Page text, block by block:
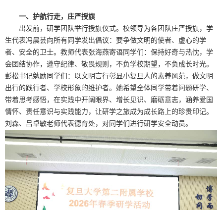
一、护航行走，庄严授旗
出发前，研学团队举行授旗仪式。校领导为各团队庄严授旗，学
生代表冯晨芸向所有同学发出倡议：要争做文明的使者、虚心的学
者、安全的卫士。教师代表张海燕寄语同学们：保持好奇与热忱，学
会团结协作，遵守纪律、敬畏规则，不负学校期望，不负成长时光。
彭松书记勉励同学们：以文明言行彰显小复旦人的素养风范，做文明
出行的践行者、学校形象的维护者。她希望全体同学带着问题研学、
带着思考感悟，在实践中开阔眼界、增长见识、磨砺意志，涵养爱国
情怀、责任意识与实践能力，让研学之旅成为成长路上的珍贵印记。
刘森、吕卓敏老师代表德育处，对同学们进行研学安全动员。